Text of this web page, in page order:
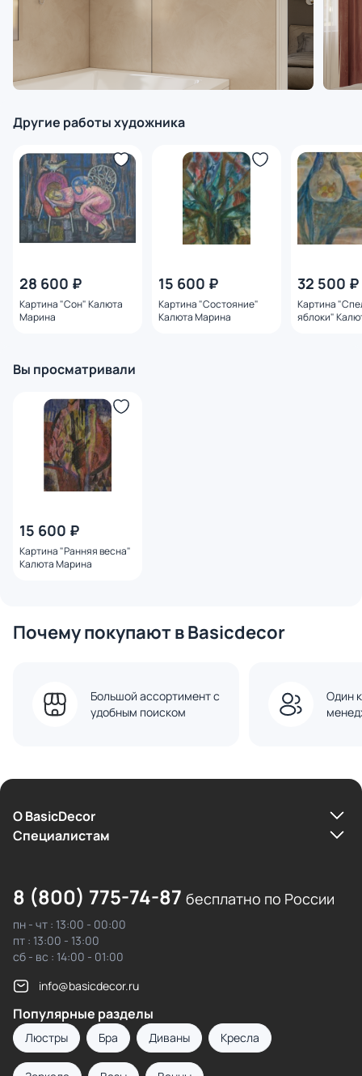
Другие работы художника
28 600 ₽
Картина "Сон" Калюта
Марина
15 600 ₽
Картина "Состояние"
Калюта Марина
32 500 ₽
Картина
яблоки"
Вы просматривали
15 600 ₽
Картина "Ранняя весна"
Калюта Марина
Почему покупают в Basicdecor
Большой ассортимент с
удобным поиском
Один
О BasicDecor
Cпециалистам
8 (800) 775-74-87 бесплатно по России
пн - чт : 13:00 - 00:00
пт : 13:00 - 13:00
сб - вс : 14:00 - 01:00
info@basicdecor.ru
Популярные разделы
Люстры Бра Диваны Кресла